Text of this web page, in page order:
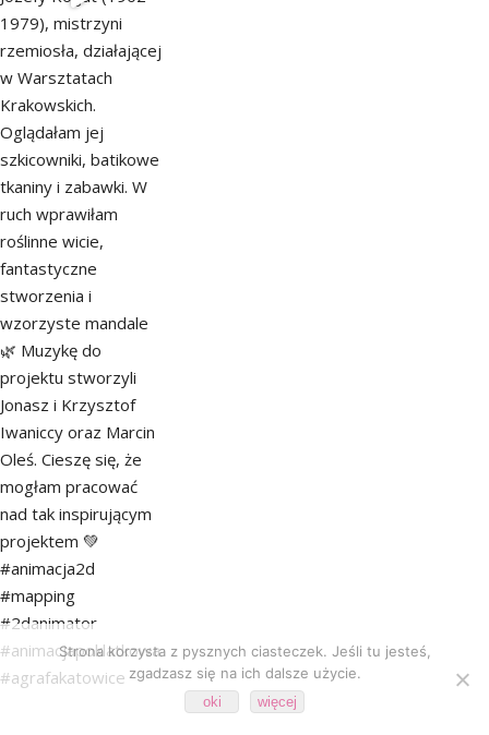
Strona korzysta z pysznych ciasteczek. Jeśli tu jesteś,
zgadzasz się na ich dalsze użycie.
oki więcej